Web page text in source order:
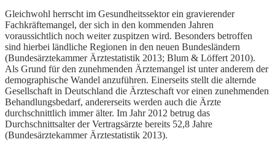
Gleichwohl herrscht im Gesundheitssektor ein gravierender
Fachkräftemangel, der sich in den kommenden Jahren
voraussichtlich noch weiter zuspitzen wird. Besonders betroffen
sind hierbei ländliche Regionen in den neuen Bundesländern
(Bundesärztekammer Ärztestatistik 2013; Blum & Löffert 2010).
Als Grund für den zunehmenden Ärztemangel ist unter anderem der
demographische Wandel anzuführen. Einerseits stellt die alternde
Gesellschaft in Deutschland die Ärzteschaft vor einen zunehmenden
Behandlungsbedarf, andererseits werden auch die Ärzte
durchschnittlich immer älter. Im Jahr 2012 betrug das
Durchschnittsalter der Vertragsärzte bereits 52,8 Jahre
(Bundesärztekammer Ärztestatistik 2013).